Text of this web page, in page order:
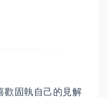
歡固執自己的見解